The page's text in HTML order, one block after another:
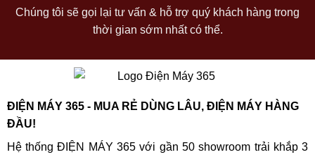
Chúng tôi sẽ gọi lại tư vấn & hỗ trợ quý khách hàng trong
thời gian sớm nhất có thể.
ĐIỆN MÁY 365 - MUA RẺ DÙNG LÂU, ĐIỆN MÁY HÀNG
ĐẦU!
Hệ thống ĐIỆN MÁY 365 với gần 50 showroom trải khắp 3